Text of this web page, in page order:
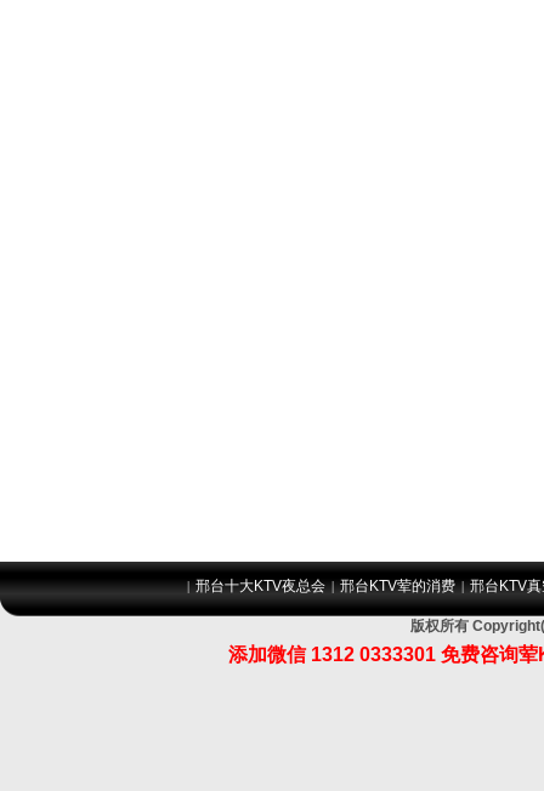
|邢台十大KTV夜总会 |邢台KTV荤的消费 |邢台KTV
版权所有
添加微信 1312 0333301 免费咨询